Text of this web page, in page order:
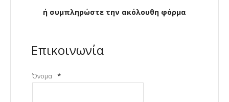
ή συμπληρώστε την ακόλουθη φόρμα
Επικοινωνία
Όνομα *